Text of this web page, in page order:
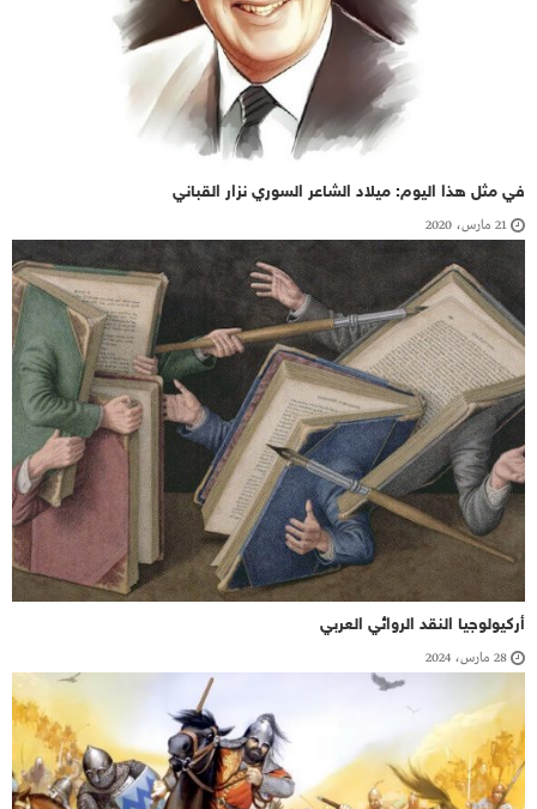
في مثل هذا اليوم: ميلاد الشاعر السوري نزار القباني
21 مارس، 2020
أركيولوجيا النقد الروائي العربي
28 مارس، 2024